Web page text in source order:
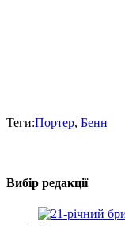
Теги:Портер, Бенн
Вибір редакції